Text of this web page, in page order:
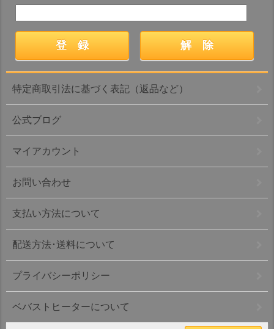
特定商取引法に基づく表記（返品など）
公式ブログ
マイアカウント
お問い合わせ
支払い方法について
配送方法･送料について
プライバシーポリシー
ベバストヒーターについて